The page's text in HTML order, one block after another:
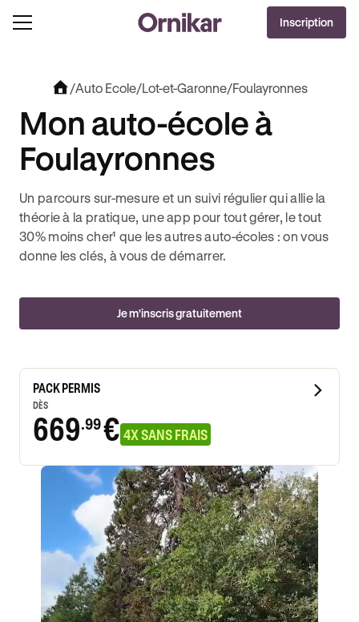
OFFRE EXCLUSIVE
OFFERTS AVEC REVOLUT + 3 MOIS DEEZER PREMIUM OFFERTS* !J'EN PROFITE !
Inscription
/Auto Ecole/Lot-et-Garonne/Foulayronnes
Mon auto-école à
Foulayronnes
Un parcours sur-mesure et un suivi régulier qui allie la
théorie à la pratique, une app pour tout gérer, le tout
30% moins cher¹ que les autres auto-écoles : on vous
donne les clés, à vous de démarrer.
Je m'inscris gratuitement
PACK PERMIS
DÈS
669.99€ 4X SANS FRAIS